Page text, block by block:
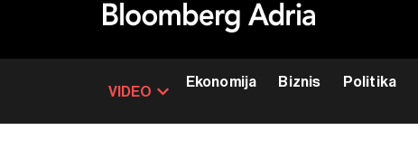
VIDEO
Ekonomija Biznis Politika